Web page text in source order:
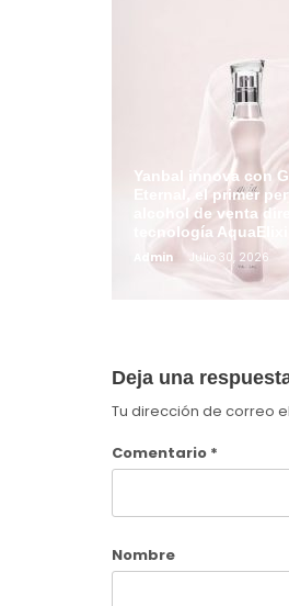
Yanbal innova con
Eternal, el primer
alcohol de venta
tecnología
Admin Julio 30, 2026
Deja una
Tu dirección de correo
Comentario *
Nombre